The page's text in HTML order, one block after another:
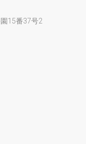
15番37号2